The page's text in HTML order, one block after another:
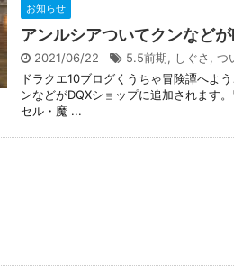
お知らせ
アンルシアついてクンなど
2021/06/22 5.5前期, しぐさ , つ
ドラクエ10ブログくうちゃ冒険譚へよ
ンなどがDQXショップに追加されます
セル・魔 ...